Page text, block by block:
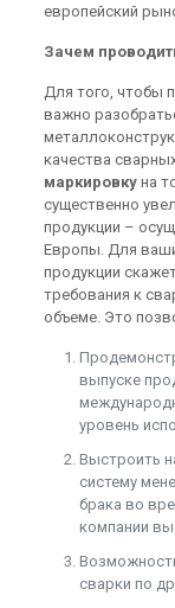
европейский
Зачем
Для того, чтобы
важно
качества
маркировкуна
существенно
продукции –
Европы. Для
продукции
требования к
объеме. Это
выпуске
уровень
Выстроить
систему
брака во
компании
сварки по